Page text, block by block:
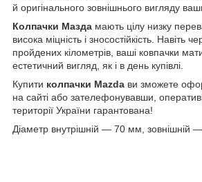
й оригінального зовнішнього вигляду
Колпачки Мазда мають цілу низку
висока міцність і зносостійкість. Навіть
пройдених кілометрів, ваші ковпачки
естетичний вигляд, як і в день купівлі.
Купити колпачки Mazda ви зможете
на сайті або зателефонувавши,
території України гарантована!
Діаметр внутрішній — 70 мм, зовнішній